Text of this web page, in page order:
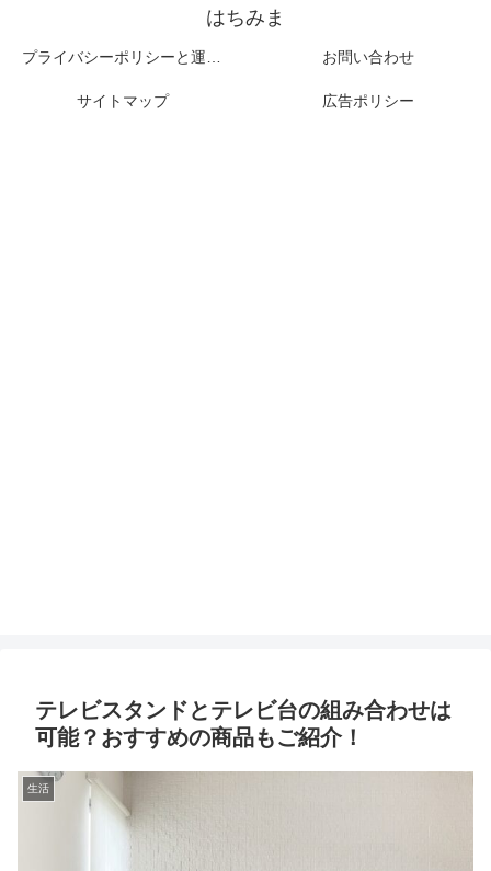
はちみま
お問い合わせ
サイトマップ 広告ポリシー
テレビスタンドとテレビ台の組み合わせは
可能？おすすめの商品もご紹介！
生活